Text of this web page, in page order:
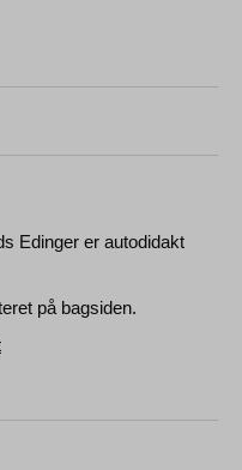
Edinger er autodidakt
på bagsiden.